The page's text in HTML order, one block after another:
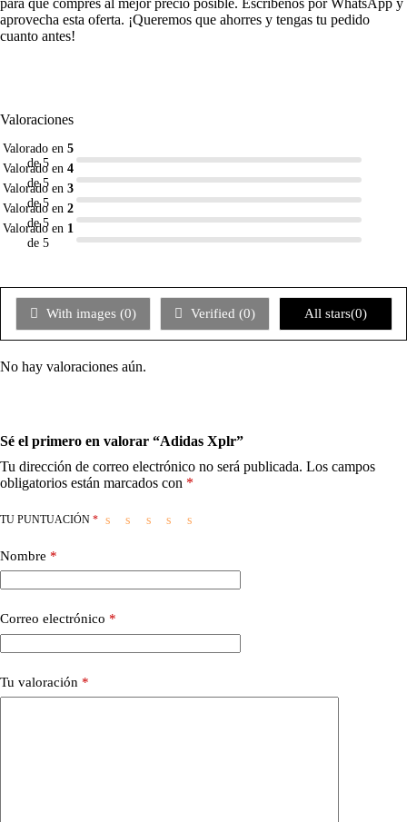
para que compres al mejor precio posible. Escríbenos por WhatsApp y
aprovecha esta oferta. ¡Queremos que ahorres y tengas tu pedido
cuanto antes!
Valoraciones
Valorado en 5
de 5
Valorado en 4
de 5
Valorado en 3
de 5
Valorado en 2
de 5
Valorado en 1
de 5
With images (0) Verified (0) All stars(0)
No hay valoraciones aún.
Sé el primero en valorar “Adidas Xplr”
Tu dirección de correo electrónico no será publicada. Los campos
obligatorios están marcados con *
TU PUNTUACIÓN *
Nombre *
Correo electrónico *
Tu valoración *